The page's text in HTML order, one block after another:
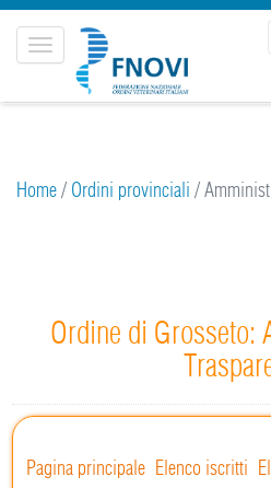
Toggle
navigation
Home/ Ordini provinciali /
Ordine di Grosseto:
Pagina principale Elenco iscritti